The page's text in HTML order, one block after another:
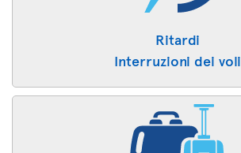
Ritardi
Interruzioni dei voli